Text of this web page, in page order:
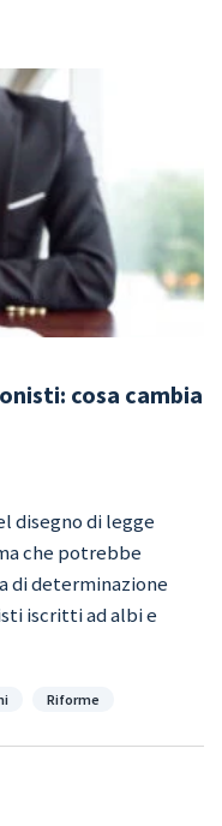
cosa cambia
disegno di legge
che potrebbe
di determinazione
iscritti ad albi e
Riforme